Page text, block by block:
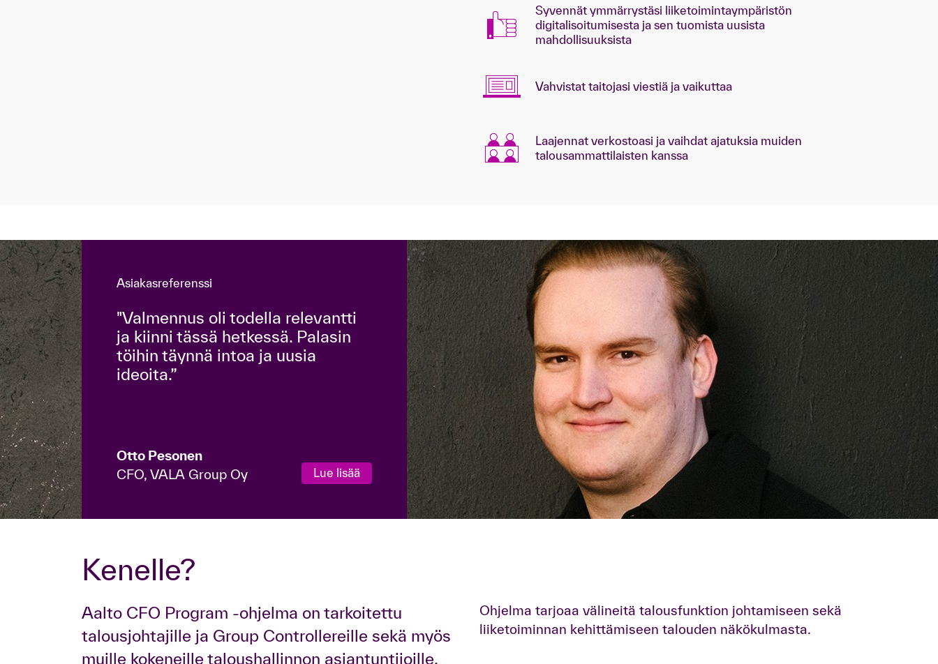
Syvennät ymmärrystäsi liiketoimintaympäristön
digitalisoitumisesta ja sen tuomista uusista
mahdollisuuksista
Vahvistat taitojasi viestiä ja vaikuttaa
Laajennat verkostoasi ja vaihdat ajatuksia muiden
talousammattilaisten kanssa
Asiakasreferenssi
"Valmennus oli todella relevantti
ja kiinni tässä hetkessä. Palasin
töihin täynnä intoa ja uusia
ideoita.”
Otto Pesonen
CFO, VALA Group Oy
Lue lisää
Kenelle?
Aalto CFO Program -ohjelma on tarkoitettu
talousjohtajille ja Group Controllereille sekä myös
muille kokeneille taloushallinnon asiantuntijoille,
Ohjelma tarjoaa välineitä talousfunktion johtamiseen sekä
liiketoiminnan kehittämiseen talouden näkökulmasta.